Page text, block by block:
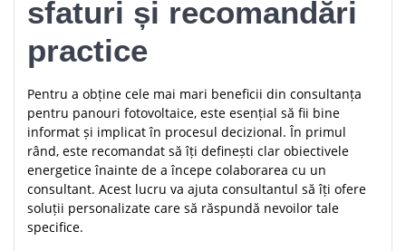
sfaturi și recomandări
practice
Pentru a obține cele mai mari beneficii din consultanța
pentru panouri fotovoltaice, este esențial să fii bine
informat și implicat în procesul decizional. În primul
rând, este recomandat să îți definești clar obiectivele
energetice înainte de a începe colaborarea cu un
consultant. Acest lucru va ajuta consultantul să îți ofere
soluții personalizate care să răspundă nevoilor tale
specifice.